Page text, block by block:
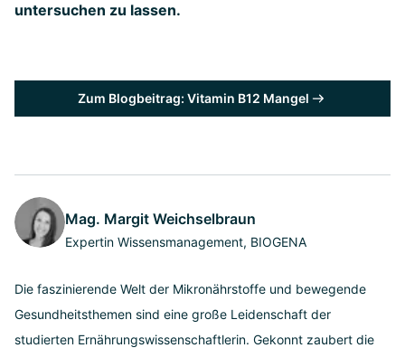
untersuchen zu lassen.
Zum Blogbeitrag: Vitamin B12 Mangel
Mag. Margit Weichselbraun
Expertin Wissensmanagement, BIOGENA
Die faszinierende Welt der Mikronährstoffe und bewegende
Gesundheitsthemen sind eine große Leidenschaft der
studierten Ernährungswissenschaftlerin. Gekonnt zaubert die